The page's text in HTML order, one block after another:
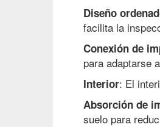
Diseño
facilita la
Conexión de
para adaptarse
Interior: El
Absorción de
suelo para